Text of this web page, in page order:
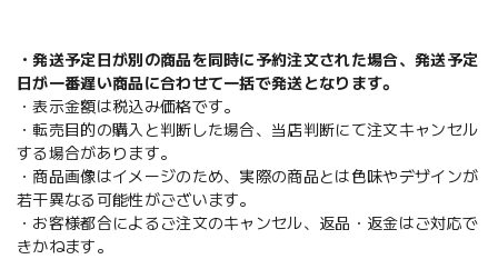
・発送予定日が別の商品を同時に予約注文された場合、発送予定
日が一番遅い商品に合わせて一括で発送となります。
・表示金額は税込み価格です。
・転売目的の購入と判断した場合、当店判断にて注文キャンセル
する場合があります。
・商品画像はイメージのため、実際の商品とは色味やデザインが
若干異なる可能性がございます。
・お客様都合によるご注文のキャンセル、返品・返金はご対応で
きかねます。